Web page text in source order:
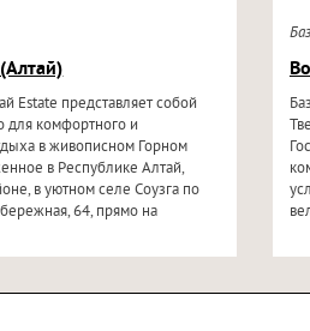
Estate представляет собой
для комфортного и
в живописном Горном
в Республике Алтай,
в уютном селе Соузга по
64, прямо на